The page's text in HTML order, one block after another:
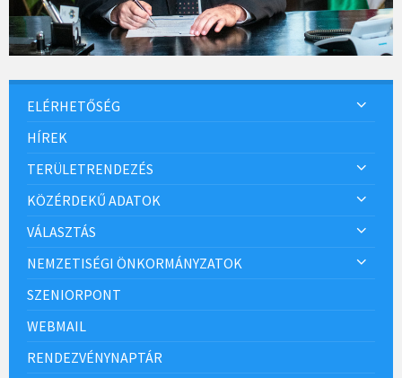
ELÉRHETŐSÉG
HÍREK
TERÜLETRENDEZÉS
KÖZÉRDEKŰ ADATOK
VÁLASZTÁS
NEMZETISÉGI ÖNKORMÁNYZATOK
SZENIORPONT
WEBMAIL
RENDEZVÉNYNAPTÁR